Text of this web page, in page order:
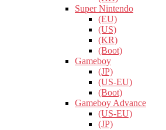
Super Nintendo
(EU)
(US)
(KR)
(Boot)
Gameboy
(JP)
(US-EU)
(Boot)
Gameboy Advance
(US-EU)
(JP)